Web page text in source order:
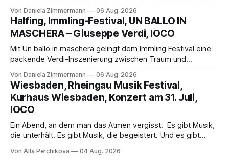
Aufführung mit starken Solisten und den Wiener
Philharmonikern, szenisch bleibt der zweite Akt jedoch
hinter den Erwartungen zurück.
Von Daniela Zimmermann 06 Aug. 2026
Halfing, Immling-Festival, UN BALLO IN
MASCHERA – Giuseppe Verdi, IOCO
Mit Un ballo in maschera gelingt dem Immling Festival eine
packende Verdi-Inszenierung zwischen Traum und
psychologische Tiefe mit starken Bildern, getragen von
einem spielfreudigen Ensemble und einer musikalisch
überzeugenden Gesamtleistung.
Von Daniela Zimmermann 06 Aug. 2026
Wiesbaden, Rheingau Musik Festival,
Kurhaus Wiesbaden, Konzert am 31. Juli,
IOCO
Ein Abend, an dem man das Atmen vergisst. Es gibt Musik,
die unterhält. Es gibt Musik, die begeistert. Und es gibt
Genau so war der Abend im Kurhaus Wiesbaden, an dem
Von Alla Perchikova 04 Aug. 2026